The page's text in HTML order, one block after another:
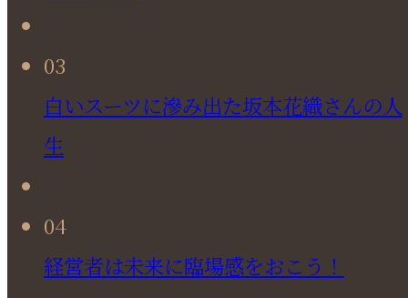
03
白いスーツに滲み出た坂本花織さんの人
生
04
経営者は未来に臨場感をおこう！